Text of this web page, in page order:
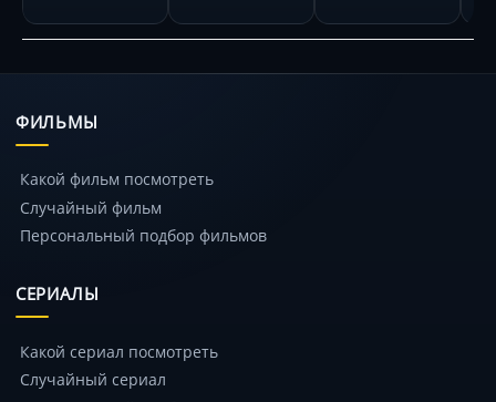
ФИЛЬМЫ
Какой фильм посмотреть
Случайный фильм
Персональный подбор фильмов
СЕРИАЛЫ
Какой сериал посмотреть
Случайный сериал